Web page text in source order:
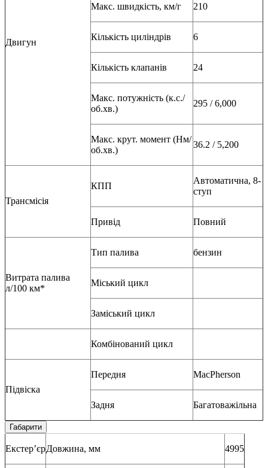
Двигун
Макс. швидкість, км/г 210
Кількість циліндрів 6
Кількість клапанів 24
Макс. потужність (к.с./
об.хв.)
295 / 6,000
Макс. крут. момент (Нм/
об.хв.)
36.2 / 5,200
Трансмісія
КПП
Автоматична, 8-
ступ
Привід Повний
Витрата палива
л/100 км*
Тип палива бензин
Міський цикл
Заміський цикл
Комбінований цикл
Підвіска
Передня MacPherson
Задня Багатоважільна
Габарити
Екстер’єрДовжина, мм 4995